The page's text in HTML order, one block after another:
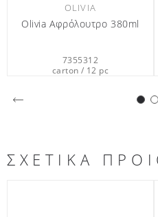
OLIVIA
Olivia Αφρόλουτρο 380ml
7396012
carton / 12 pc
ΣΧΕΤΙΚΑ